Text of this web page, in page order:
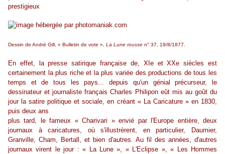
prestigieux
Dessin de André Gill, « Bulletin de vote », La Lune rousse n° 37, 19/8/1877.
En effet, la presse satirique française de, XIe et XXe siècles est
certainement la plus riche et la plus variée des productions de tous les
temps et de tous les pays... depuis qu'un génial précurseur, le
dessinateur et journaliste français Charles Philipon eût mis au goût du
jour la satire politique et sociale, en créant « La Caricature » en 1830,
puis deux ans
plus tard, le fameux « Charivari » envié par l'Europe entière, deux
journaux à caricatures, où s'illustrèrent, en particulier, Daumier,
Granville, Cham, Bertall, et bien d'autres. Au fil des années, d'autres
journaux virent le jour : « La Lune », « L'Eclipse », « Les Hommes